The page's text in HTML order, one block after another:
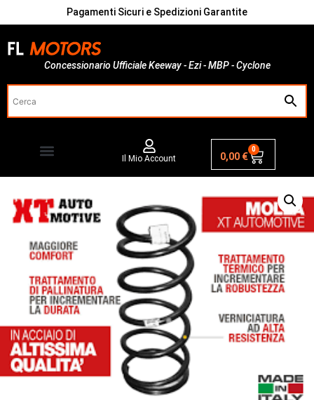
Pagamenti Sicuri e Spedizioni Garantite
Concessionario Ufficiale Keeway - Ezi - MBP - Cyclone
Il Mio Account 0,00 €
0